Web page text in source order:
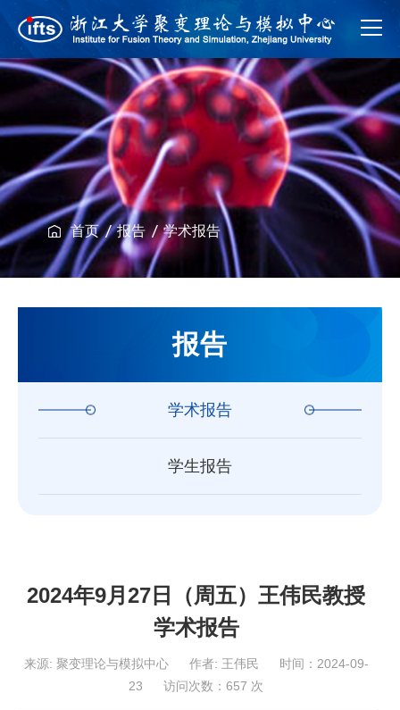
首页 报告 学术报告
报告
学术报告
学生报告
2024年9月27日（周五）王伟民教授
学术报告
来源: 聚变理论与模拟中心 作者: 王伟民
时间：2024-09-
23
访问次数： 657 次